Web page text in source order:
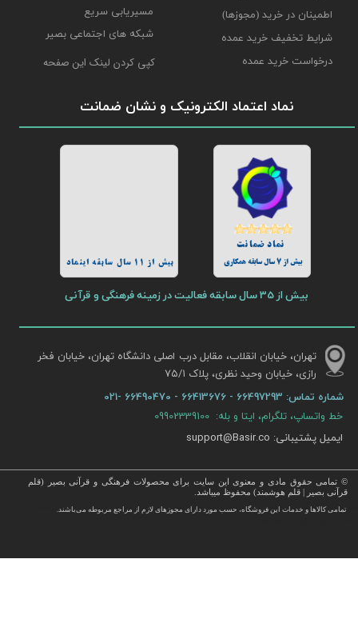
اطمینان در خرید (مجوزها)
شرایط تخفیف خرید عمده
درخواست خرید عمده
© تمامی حقوق مادی و معنوی این سایت برای محصولات فرهنگی و قرآنی بصیر (قلم
قرآنی بصیر | قلم هوشمند) محفوظ میباشد.
تمامی كالاها و خدمات این فروشگاه، حسب مورد دارای مجوزهای لازم از مراجع مربوطه می‌باشند.
، انواع قلم قرآنی ، انواع کتاب نفیس و قرآن نفیس , قرآن عروس , کتب نفیس و معطر , کتاب چرمی و سایر محصولات
نماد اعتماد الکترونیک و نشان ضمانت
بیش از 11 سال سابقه اینماد
بیش از 35 سال سابقه فعالیت در زمینه فرهنگی و قرآنی
بیش از 7 سال سابقه همکاری
مسیریابی سریع
شبکه های اجتماعی بصیر
تهران، خیابان انقلاب، مقابل درب اصلی دانشگاه تهران، خیابان فخر
رازی، خیابان وحید نظری، پلاک ۷۵/۱​​​​​​​
شماره تماس:
خط واتساپ، تلگرام، ایتا و بله: 09902339100
ایمیل پشتیبانی: support@Basir.co
کپی کردن لینک این صفحه